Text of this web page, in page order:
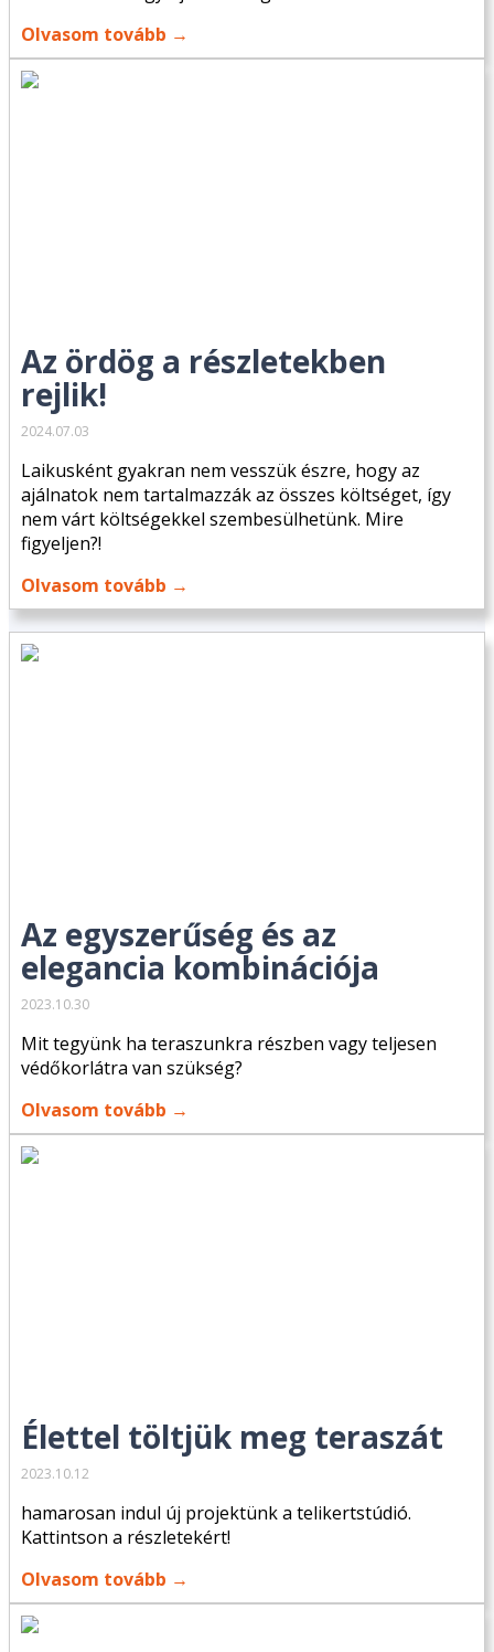
Olvasom tovább →
Az ördög a részletekben
rejlik!
2024.07.03
Laikusként gyakran nem vesszük észre, hogy az
ajálnatok nem tartalmazzák az összes költséget, így
nem várt költségekkel szembesülhetünk. Mire
figyeljen?!
Olvasom tovább →
Az egyszerűség és az
elegancia kombinációja
2023.10.30
Mit tegyünk ha teraszunkra részben vagy teljesen
védőkorlátra van szükség?
Olvasom tovább →
Élettel töltjük meg teraszát
2023.10.12
hamarosan indul új projektünk a telikertstúdió.
Kattintson a részletekért!
Olvasom tovább →